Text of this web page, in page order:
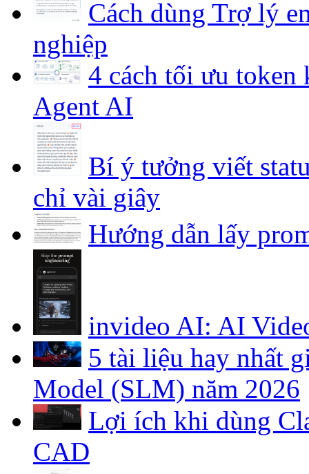
Cách dùng Trợ lý
nghiệp
4 cách tối ưu
Agent AI
Bí ý tưởng viết
chỉ vài giây
Hướng dẫn lấy
invideo AI: AI
5 tài liệu hay nhất
Model (SLM) năm 2026
Lợi ích khi dùng
CAD